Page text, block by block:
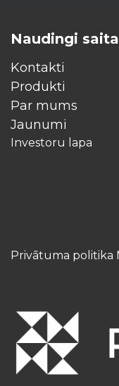
Naudingi
Kontakti
Produkti
Par mums
Jaunumi
Investoru lapa
Privātuma politika